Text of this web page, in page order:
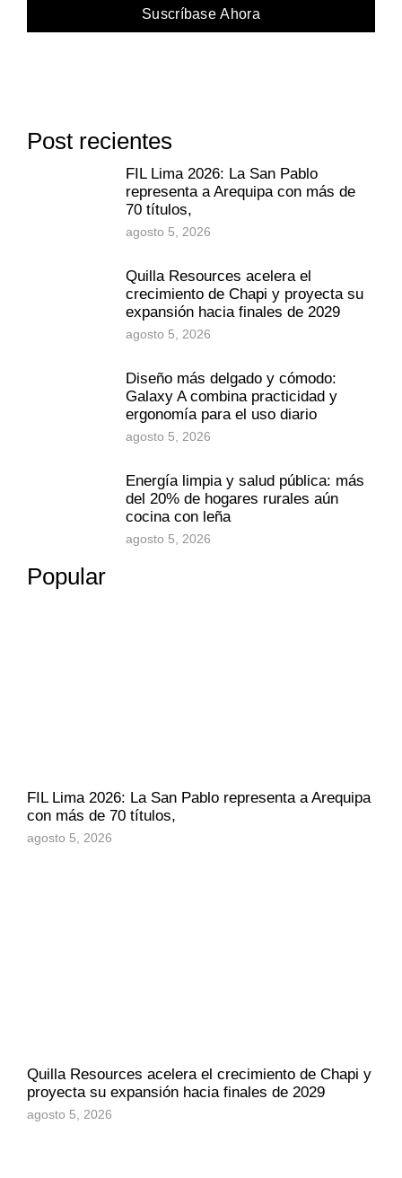
Suscríbase Ahora
Post recientes
FIL Lima 2026: La San Pablo
representa a Arequipa con más de
70 títulos,
agosto 5, 2026
Quilla Resources acelera el
crecimiento de Chapi y proyecta su
expansión hacia finales de 2029
agosto 5, 2026
Diseño más delgado y cómodo:
Galaxy A combina practicidad y
ergonomía para el uso diario
agosto 5, 2026
Energía limpia y salud pública: más
del 20% de hogares rurales aún
cocina con leña
agosto 5, 2026
Popular
FIL Lima 2026: La San Pablo representa a Arequipa
con más de 70 títulos,
agosto 5, 2026
Quilla Resources acelera el crecimiento de Chapi y
proyecta su expansión hacia finales de 2029
agosto 5, 2026